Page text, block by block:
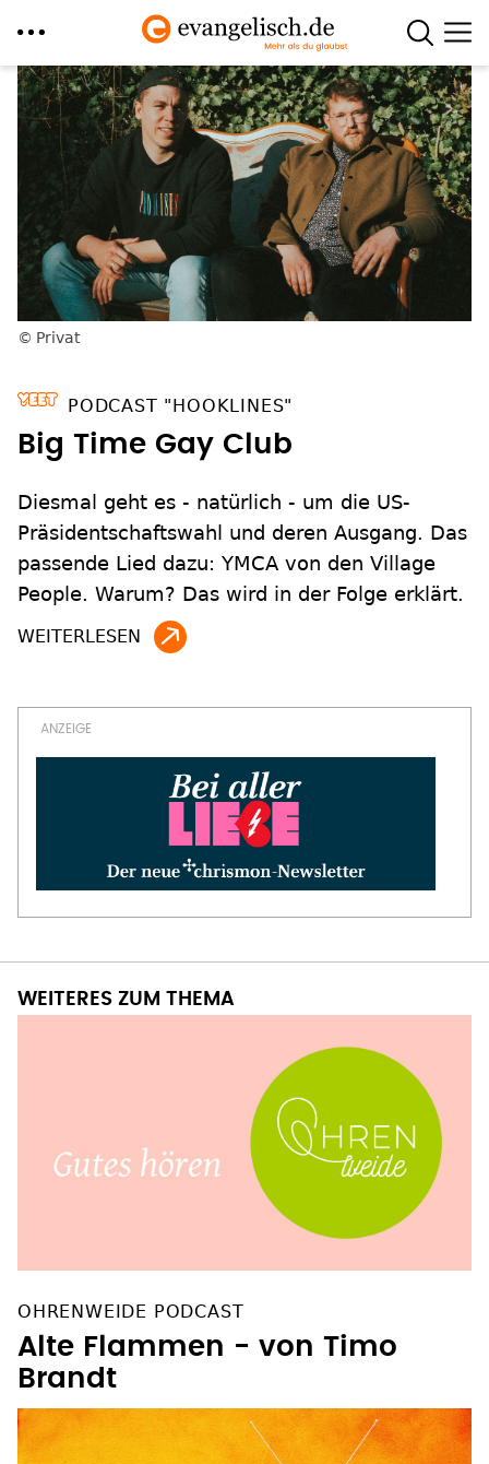
Direkt
zum
Privat
PODCAST "HOOKLINES"
Big Time Gay Club
Diesmal geht es - natürlich - um die US-
Präsidentschaftswahl und deren Ausgang. Das
passende Lied dazu: YMCA von den Village
People. Warum? Das wird in der Folge erklärt.
WEITERES ZUM THEMA
OHRENWEIDE PODCAST
Alte Flammen - von Timo
Brandt